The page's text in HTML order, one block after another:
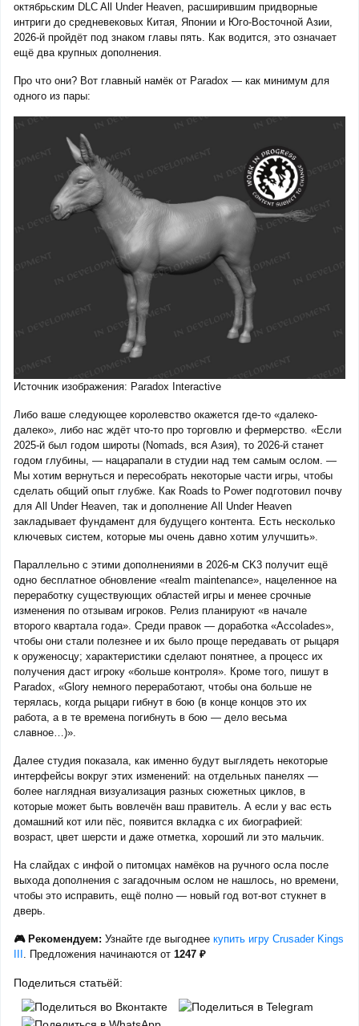
октябрьским DLC All Under Heaven, расширившим придворные
интриги до средневековых Китая, Японии и Юго-Восточной Азии,
2026-й пройдёт под знаком главы пять. Как водится, это означает
ещё два крупных дополнения.
Про что они? Вот главный намёк от Paradox — как минимум для
одного из пары:
Источник изображения: Paradox Interactive
Либо ваше следующее королевство окажется где-то «далеко-
далеко», либо нас ждёт что-то про торговлю и фермерство. «Если
2025-й был годом широты (Nomads, вся Азия), то 2026-й станет
годом глубины, — нацарапали в студии над тем самым ослом. —
Мы хотим вернуться и пересобрать некоторые части игры, чтобы
сделать общий опыт глубже. Как Roads to Power подготовил почву
для All Under Heaven, так и дополнение All Under Heaven
закладывает фундамент для будущего контента. Есть несколько
ключевых систем, которые мы очень давно хотим улучшить».
Параллельно с этими дополнениями в 2026-м CK3 получит ещё
одно бесплатное обновление «realm maintenance», нацеленное на
переработку существующих областей игры и менее срочные
изменения по отзывам игроков. Релиз планируют «в начале
второго квартала года». Среди правок — доработка «Accolades»,
чтобы они стали полезнее и их было проще передавать от рыцаря
к оруженосцу; характеристики сделают понятнее, а процесс их
получения даст игроку «больше контроля». Кроме того, пишут в
Paradox, «Glory немного переработают, чтобы она больше не
терялась, когда рыцари гибнут в бою (в конце концов это их
работа, а в те времена погибнуть в бою — дело весьма
славное…)».
Далее студия показала, как именно будут выглядеть некоторые
интерфейсы вокруг этих изменений: на отдельных панелях —
более наглядная визуализация разных сюжетных циклов, в
которые может быть вовлечён ваш правитель. А если у вас есть
домашний кот или пёс, появится вкладка с их биографией:
возраст, цвет шерсти и даже отметка, хороший ли это мальчик.
На слайдах с инфой о питомцах намёков на ручного осла после
выхода дополнения с загадочным ослом не нашлось, но времени,
чтобы это исправить, ещё полно — новый год вот-вот стукнет в
дверь.
🎮 Рекомендуем: Узнайте где выгоднее купить игру Crusader Kings
. Предложения начинаются от 1247 ₽
Поделиться статьёй: